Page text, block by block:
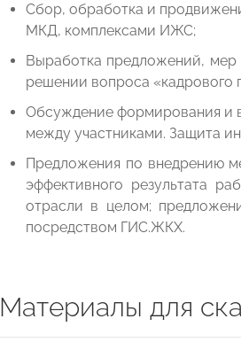
Сбор, обработка и
МКД, комплексами ИЖС;
Выработка предложений,
решении вопроса
Обсуждение формирования и
между участниками. Защита
Предложения по внедрению
эффективного результата
отрасли в целом;
посредством ГИС.ЖКХ.
Материалы для